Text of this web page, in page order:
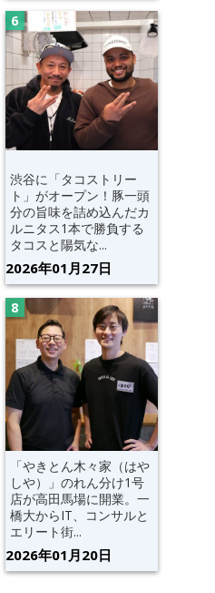
渋谷に「タコストリー
ト」がオープン！豚一頭
分の旨味を詰め込んだカ
ルニタス1本で勝負する
タコスと陽気な...
2026年01月27日
「やきとん木々家（はや
しや）」のれん分け1号
店が高田馬場に開業。一
橋大からIT、コンサルと
エリート街...
2026年01月20日